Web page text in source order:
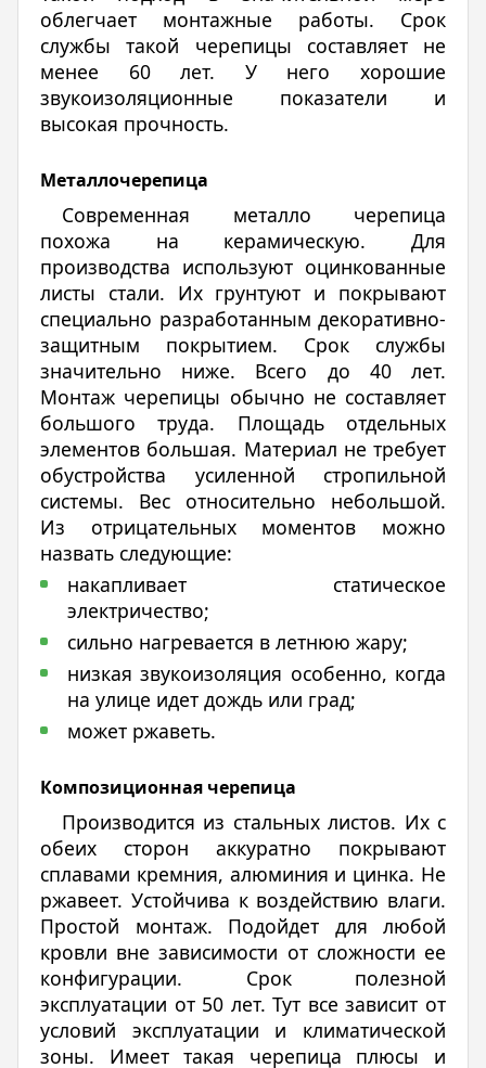
облегчает монтажные работы. Срок
службы такой черепицы составляет не
менее 60 лет. У него хорошие
звукоизоляционные показатели и
высокая прочность.
Металлочерепица
Современная металло черепица
похожа на керамическую. Для
производства используют оцинкованные
листы стали. Их грунтуют и покрывают
специально разработанным декоративно-
защитным покрытием. Срок службы
значительно ниже. Всего до 40 лет.
Монтаж черепицы обычно не составляет
большого труда. Площадь отдельных
элементов большая. Материал не требует
обустройства усиленной стропильной
системы. Вес относительно небольшой.
Из отрицательных моментов можно
назвать следующие:
накапливает статическое
электричество;
сильно нагревается в летнюю жару;
низкая звукоизоляция особенно, когда
на улице идет дождь или град;
может ржаветь.
Композиционная черепица
Производится из стальных листов. Их с
обеих сторон аккуратно покрывают
сплавами кремния, алюминия и цинка. Не
ржавеет. Устойчива к воздействию влаги.
Простой монтаж. Подойдет для любой
кровли вне зависимости от сложности ее
конфигурации. Срок полезной
эксплуатации от 50 лет. Тут все зависит от
условий эксплуатации и климатической
зоны. Имеет такая черепица плюсы и